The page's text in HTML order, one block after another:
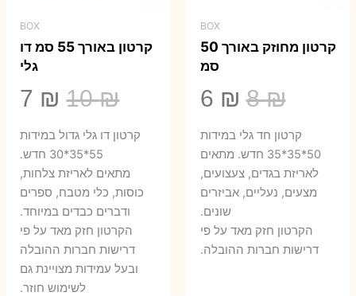
BOX
קרטון מחוזק באורך 50
סמ
8₪
המחיר
המקורי
היה:
8 ₪.
6 ₪
הנוכחיקרטון חד גלי במידות
50*35*35 חדש. מתאים
לאריזת בגדים, צעצועים,
מצעים, נעליים, אביזרים
שונים.
הקרטון חזק מאד על פי
דרישות חברות ההובלה.
BOX
קרטון באורך 55 סמ דו
גלי
10₪
היה:
10 ₪.
7 ₪
7 ₪.
קרטון דו גלי גדול במידות
55*35*30 חדש.
מתאים לאריזת צלחות,
כוסות, כלי מטבח, ספרים
ודברים כבדים במיוחד.
הקרטון חזק מאד על פי
דרישות חברות ההובלה
ובעל עמידות מצויינת גם
לשימוש חוזר.